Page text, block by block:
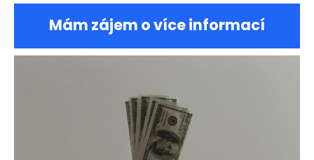
Mám zájem o více informací